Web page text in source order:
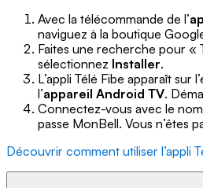
Avec la télécommande de l’
naviguez à la boutique
Faites une recherche pour «
sélectionnez Installer.
L’appli Télé Fibe apparaît sur
l’appareil Android TV.
Connectez-vous avec le
passe MonBell. Vous n’êtes
Découvrir comment utiliser l’appli